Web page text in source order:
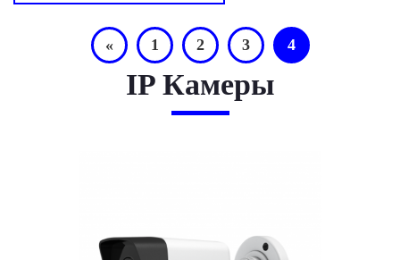
IP Камеры
« 1 2 3 4
IP Камеры